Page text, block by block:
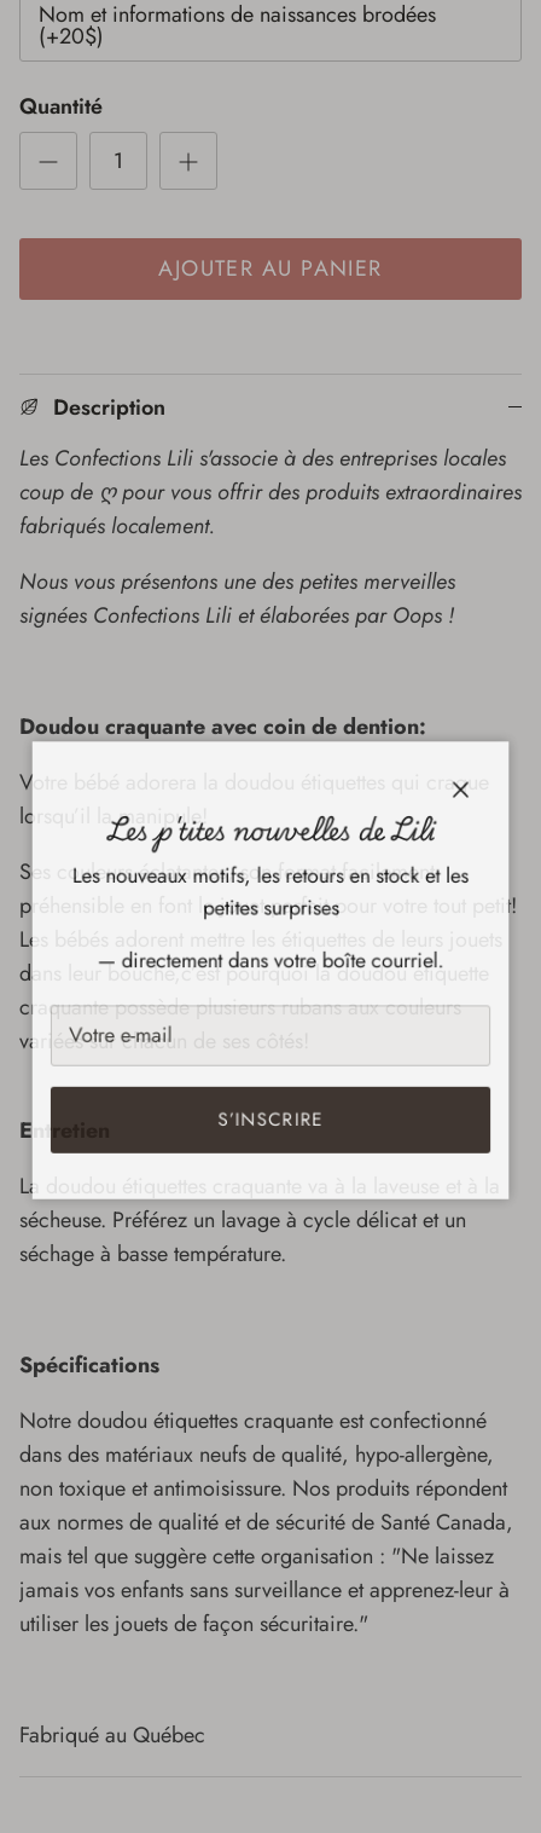
Nom et informations de naissances brodées
(+20$)
Quantité
AJOUTER AU PANIER
Description
Les Confections Lili s'associe à des entreprises locales
coup de ღ pour vous offrir des produits extraordinaires
fabriqués localement.
Nous vous présentons une des petites merveilles
signées Confections Lili et élaborées par Oops !
Doudou craquante avec coin de dention:
Votre bébé adorera la doudou étiquettes qui craque
lorsqu’il la manipule!
Ses couleurs éclatantes, son format facilement
préhensible en font le jouet parfait pour votre tout petit!
Les bébés adorent mettre les étiquettes de leurs jouets
dans leur bouche,c’est pourquoi la doudou étiquette
craquante possède plusieurs rubans aux couleurs
variées sur chacun de ses côtés!
Entretien
La doudou étiquettes craquante va à la laveuse et à la
sécheuse. Préférez un lavage à cycle délicat et un
séchage à basse température.
Spécifications
Notre doudou étiquettes craquante est confectionné
dans des matériaux neufs de qualité, hypo-allergène,
non toxique et antimoisissure. Nos produits répondent
aux normes de qualité et de sécurité de Santé Canada,
mais tel que suggère cette organisation : "Ne laissez
jamais vos enfants sans surveillance et apprenez-leur à
utiliser les jouets de façon sécuritaire."
Fabriqué au Québec
Les p'tites nouvelles de Lili
Les nouveaux motifs, les retours en stock et les
petites surprises
— directement dans votre boîte courriel.
S’INSCRIRE